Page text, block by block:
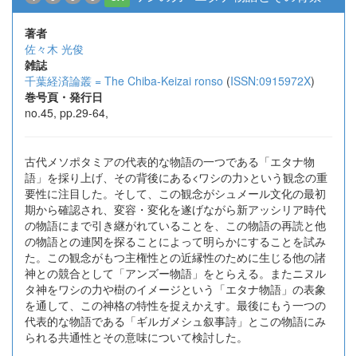
著者
佐々木 光俊
雑誌
千葉経済論叢 = The Chiba-Keizai ronso (ISSN:0915972X)
巻号頁・発行日
no.45, pp.29-64,
古代メソポタミアの代表的な物語の一つである「エタナ物
語」を採り上げ、その背後にある<ワシの力>という観念の重
要性に注目した。そして、この観念がシュメール文化の最初
期から確認され、変容・変化を遂げながら新アッシリア時代
の物語にまで引き継がれていることを、この物語の再読と他
の物語との連関を探ることによって明らかにすることを試み
た。この観念がもつ主権性との近縁性のために生じる他の諸
神との競合として「アンズー物語」をとらえる。またニヌル
タ神をワシの力や樹のイメージという「エタナ物語」の表象
を通して、この神格の特性を捉えかえす。最後にもう一つの
代表的な物語である「ギルガメシュ叙事詩」とこの物語にみ
られる共通性とその意味について検討した。